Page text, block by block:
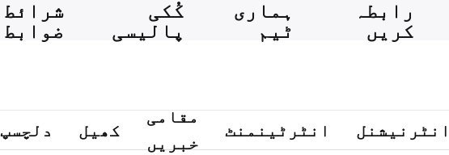
رابطہ
کریں
ہماری
ٹیم
کُکی
پالیسی
شرائط
ضوابط
انٹرنیشنل انٹرٹینمنٹ
مقامی
خبریں
کھیل دلچسپ